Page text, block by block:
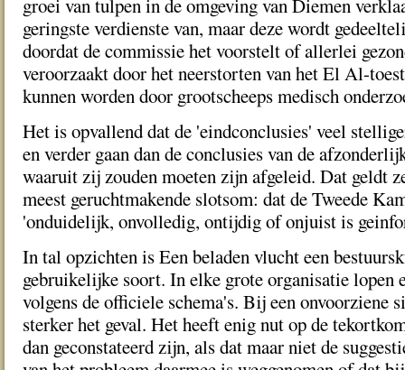
groei van tulpen in de omgeving van Diemen
geringste verdienste van, maar deze wordt
doordat de commissie het voorstelt of allerlei
veroorzaakt door het neerstorten van het El Al-
kunnen worden door grootscheeps medisch
Het is opvallend dat de 'eindconclusies' veel
en verder gaan dan de conclusies van de
waaruit zij zouden moeten zijn afgeleid. Dat geldt
meest geruchtmakende slotsom: dat de Tweede
'onduidelijk, onvolledig, ontijdig of onjuist is
In tal opzichten is Een beladen vlucht een
gebruikelijke soort. In elke grote organisatie lopen
volgens de officiele schema's. Bij een onvoorziene
sterker het geval. Het heeft enig nut op de
dan geconstateerd zijn, als dat maar niet de